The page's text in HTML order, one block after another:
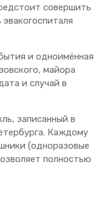
совершить
и одноимённая
майора
и случай в
записанный в
Каждому
(одноразовые
полностью